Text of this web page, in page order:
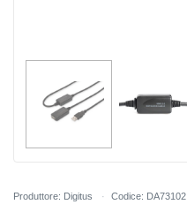
Produttore: Digitus Codice: DA73102